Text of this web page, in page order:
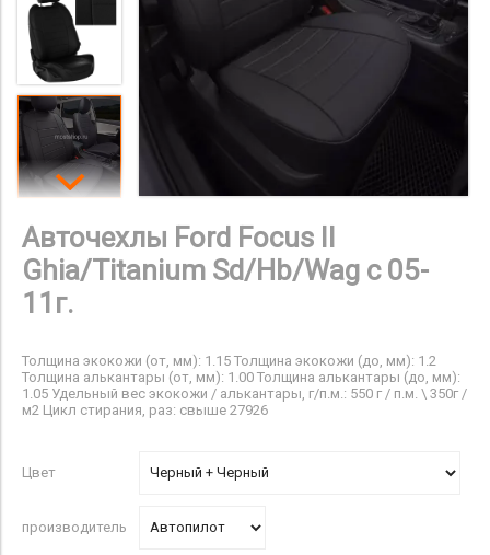
Авточехлы Ford Focus II
Ghia/Titanium Sd/Hb/Wag с 05-
11г.
Толщина экокожи (от, мм): 1.15 Толщина экокожи (до, мм): 1.2
Толщина алькантары (от, мм): 1.00 Толщина алькантары (до, мм):
1.05 Удельный вес экокожи / алькантары, г/п.м.: 550 г / п.м. \ 350г /
м2 Цикл стирания, раз: свыше 27926
Цвет
производитель